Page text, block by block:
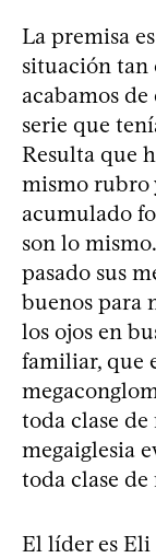
La premisa
situación tan
acabamos
serie que
Resulta que
mismo rubro
acumulado
son lo
pasado sus
buenos para
los ojos en
familiar, que
toda clase de
megaiglesia
toda clase de
El líder es Eli